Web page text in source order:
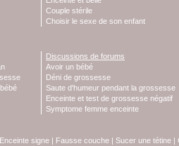
Couple stérile
Choisir le sexe de son enfant
Discussions de forums
Avoir un bébé
Déni de grossesse
Saute d'humeur pendant la grossesse
Enceinte et test de grossesse négatif
Symptome femme enceinte
Enceinte signe | Fausse couche | Sucer une tétine |